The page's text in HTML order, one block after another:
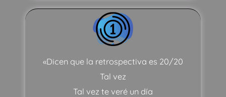
«Dicen que la retrospectiva es 20/20
Tal vez
Tal vez te veré un día